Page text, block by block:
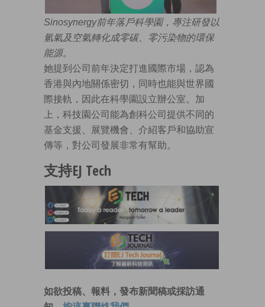
Sinosynergy前年落戶科學園，專注研發以
氫氣及空氣轉化成零碳、零污染物的環保
能源。
她提到公司前年決定打進國際市場，認為
香港與內地關係密切，同時也能與世界國
際接軌，因此在科學園設立辦公室。加
上，科技園公司能為創科公司提供不同的
基金支援、展覽機會、介紹客戶和協助宣
傳等，對公司發展非常有幫助。
支持EJ Tech
如欲投稿、報料，發布新聞稿或採訪通